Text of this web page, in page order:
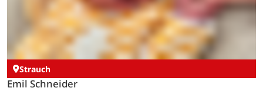
Liam Jansen
28.04.2026
Geburtstag 28. AprilGewicht 3.410 gGröße 50 cmMutter
Carina JansenWohnort Hellenthal-Wahld